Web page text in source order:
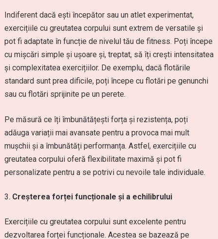
Indiferent dacă ești începător sau un atlet experimentat,
exercițiile cu greutatea corpului sunt extrem de versatile și
pot fi adaptate în funcție de nivelul tău de fitness. Poți începe
cu mișcări simple și ușoare și, treptat, să îți crești intensitatea
și complexitatea exercițiilor. De exemplu, dacă flotările
standard sunt prea dificile, poți începe cu flotări pe genunchi
sau cu flotări sprijinite pe un perete.
Pe măsură ce îți îmbunătățești forța și rezistența, poți
adăuga variații mai avansate pentru a provoca mai mult
mușchii și a îmbunătăți performanța. Astfel, exercițiile cu
greutatea corpului oferă flexibilitate maximă și pot fi
personalizate pentru a se potrivi cu nevoile tale individuale.
Creșterea forței funcționale și a echilibrului
Exercițiile cu greutatea corpului sunt excelente pentru
dezvoltarea forței funcționale. Acestea se bazează pe